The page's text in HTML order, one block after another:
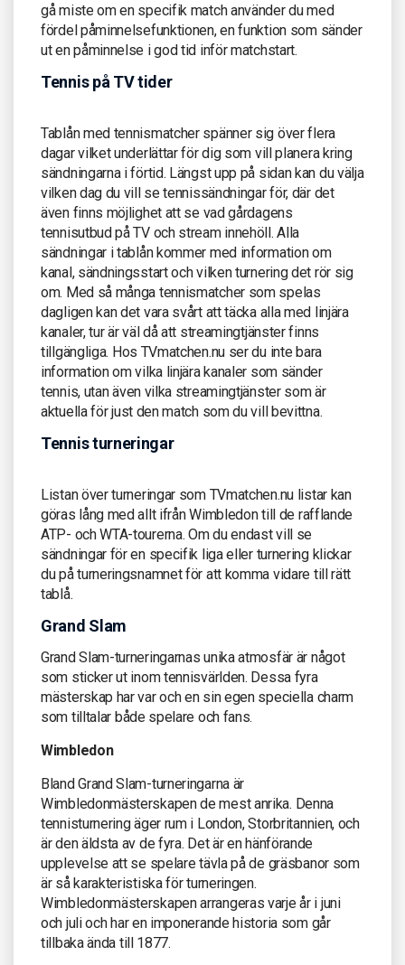
gå miste om en specifik match använder du med
fördel påminnelsefunktionen, en funktion som sänder
ut en påminnelse i god tid inför matchstart.
Tennis på TV tider
Tablån med tennismatcher spänner sig över flera
dagar vilket underlättar för dig som vill planera kring
sändningarna i förtid. Längst upp på sidan kan du välja
vilken dag du vill se tennissändningar för, där det
även finns möjlighet att se vad gårdagens
tennisutbud på TV och stream innehöll. Alla
sändningar i tablån kommer med information om
kanal, sändningsstart och vilken turnering det rör sig
om. Med så många tennismatcher som spelas
dagligen kan det vara svårt att täcka alla med linjära
kanaler, tur är väl då att streamingtjänster finns
tillgängliga. Hos TVmatchen.nu ser du inte bara
information om vilka linjära kanaler som sänder
tennis, utan även vilka streamingtjänster som är
aktuella för just den match som du vill bevittna.
Tennis turneringar
Listan över turneringar som TVmatchen.nu listar kan
göras lång med allt ifrån Wimbledon till de rafflande
ATP- och WTA-tourerna. Om du endast vill se
sändningar för en specifik liga eller turnering klickar
du på turneringsnamnet för att komma vidare till rätt
tablå.
Grand Slam
Grand Slam-turneringarnas unika atmosfär är något
som sticker ut inom tennisvärlden. Dessa fyra
mästerskap har var och en sin egen speciella charm
som tilltalar både spelare och fans.
Wimbledon
Bland Grand Slam-turneringarna är
Wimbledonmästerskapen de mest anrika. Denna
tennisturnering äger rum i London, Storbritannien, och
är den äldsta av de fyra. Det är en hänförande
upplevelse att se spelare tävla på de gräsbanor som
är så karakteristiska för turneringen.
Wimbledonmästerskapen arrangeras varje år i juni
och juli och har en imponerande historia som går
tillbaka ända till 1877.